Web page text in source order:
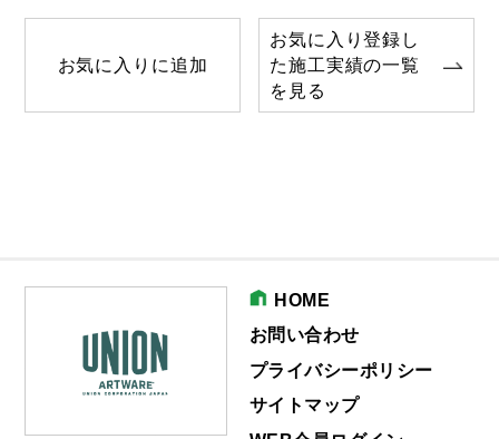
お気に入りに追加
お気に入り登録し
た施工実績の一覧
を見る
HOME
お問い合わせ
プライバシーポリシー
サイトマップ